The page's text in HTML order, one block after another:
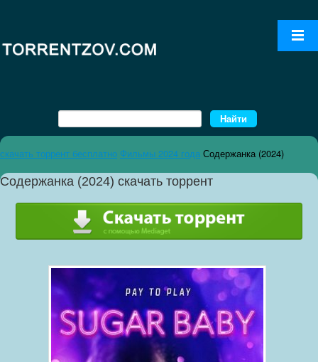
скачать торрент бесплатно Фильмы 2024 года Содержанка (2024)
Содержанка (2024) скачать торрент